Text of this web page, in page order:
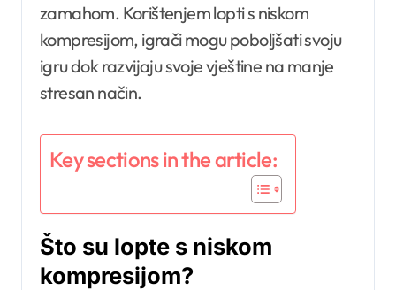
zamahom. Korištenjem lopti s niskom
kompresijom, igrači mogu poboljšati svoju
igru dok razvijaju svoje vještine na manje
stresan način.
Key sections in the article:
Što su lopte s niskom
kompresijom?